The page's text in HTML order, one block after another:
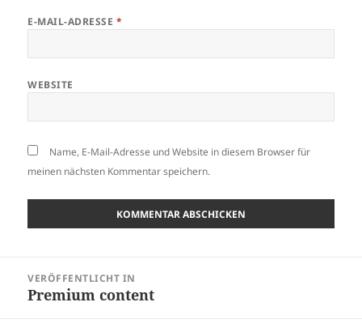
E-MAIL-ADRESSE *
WEBSITE
Name, E-Mail-Adresse und Website in diesem Browser für
meinen nächsten Kommentar speichern.
VERÖFFENTLICHT IN
Premium content